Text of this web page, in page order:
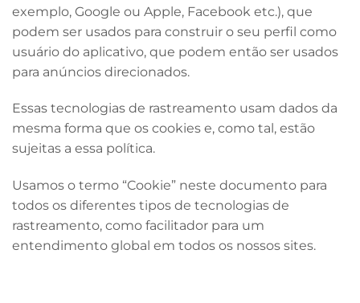
exemplo, Google ou Apple, Facebook etc.), que
podem ser usados para construir o seu perfil como
usuário do aplicativo, que podem então ser usados
para anúncios direcionados.
Essas tecnologias de rastreamento usam dados da
mesma forma que os cookies e, como tal, estão
sujeitas a essa política.
Usamos o termo “Cookie” neste documento para
todos os diferentes tipos de tecnologias de
rastreamento, como facilitador para um
entendimento global em todos os nossos sites.